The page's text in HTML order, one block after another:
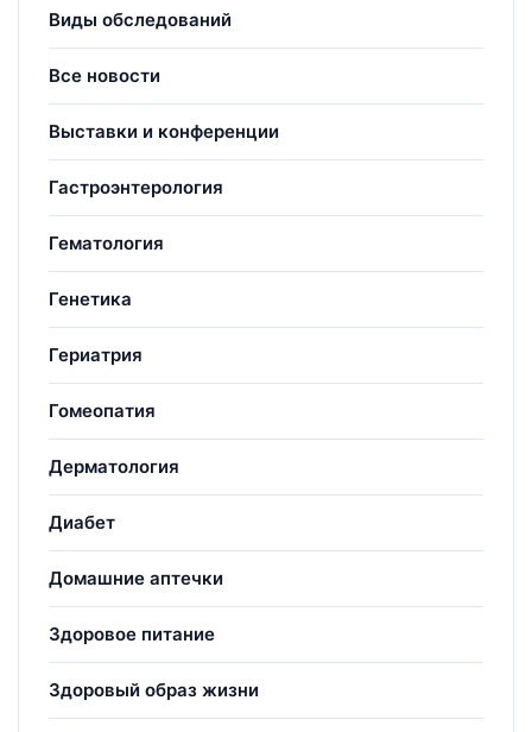
Виды обследований
Все новости
Выставки и конференции
Гастроэнтерология
Гематология
Генетика
Гериатрия
Гомеопатия
Дерматология
Диабет
Домашние аптечки
Здоровое питание
Здоровый образ жизни